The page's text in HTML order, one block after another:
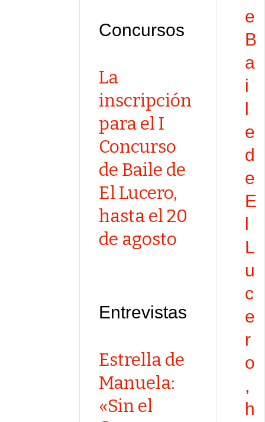
Concursos
La
inscripción
para el I
Concurso
de Baile de
El Lucero,
hasta el 20
de agosto
Entrevistas
Estrella de
Manuela:
«Sin el
e
B
a
i
l
e
d
e
E
l
L
u
c
e
r
o
,
h